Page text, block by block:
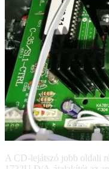
A CD-lejátszó jobb oldali